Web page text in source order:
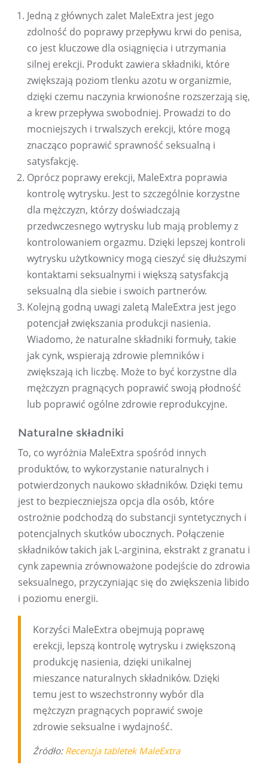
Jedną z głównych zalet MaleExtra jest jego
zdolność do poprawy przepływu krwi do penisa,
co jest kluczowe dla osiągnięcia i utrzymania
silnej erekcji. Produkt zawiera składniki, które
zwiększają poziom tlenku azotu w organizmie,
dzięki czemu naczynia krwionośne rozszerzają się,
a krew przepływa swobodniej. Prowadzi to do
mocniejszych i trwalszych erekcji, które mogą
znacząco poprawić sprawność seksualną i
satysfakcję.
Oprócz poprawy erekcji, MaleExtra poprawia
kontrolę wytrysku. Jest to szczególnie korzystne
dla mężczyzn, którzy doświadczają
przedwczesnego wytrysku lub mają problemy z
kontrolowaniem orgazmu. Dzięki lepszej kontroli
wytrysku użytkownicy mogą cieszyć się dłuższymi
kontaktami seksualnymi i większą satysfakcją
seksualną dla siebie i swoich partnerów.
Kolejną godną uwagi zaletą MaleExtra jest jego
potencjał zwiększania produkcji nasienia.
Wiadomo, że naturalne składniki formuły, takie
jak cynk, wspierają zdrowie plemników i
zwiększają ich liczbę. Może to być korzystne dla
mężczyzn pragnących poprawić swoją płodność
lub poprawić ogólne zdrowie reprodukcyjne.
Naturalne składniki
To, co wyróżnia MaleExtra spośród innych
produktów, to wykorzystanie naturalnych i
potwierdzonych naukowo składników. Dzięki temu
jest to bezpieczniejsza opcja dla osób, które
ostrożnie podchodzą do substancji syntetycznych i
potencjalnych skutków ubocznych. Połączenie
składników takich jak L-arginina, ekstrakt z granatu i
cynk zapewnia zrównoważone podejście do zdrowia
seksualnego, przyczyniając się do zwiększenia libido
i poziomu energii.
Korzyści MaleExtra obejmują poprawę
erekcji, lepszą kontrolę wytrysku i zwiększoną
produkcję nasienia, dzięki unikalnej
mieszance naturalnych składników. Dzięki
temu jest to wszechstronny wybór dla
mężczyzn pragnących poprawić swoje
zdrowie seksualne i wydajność.
Źródło: Recenzja tabletek MaleExtra